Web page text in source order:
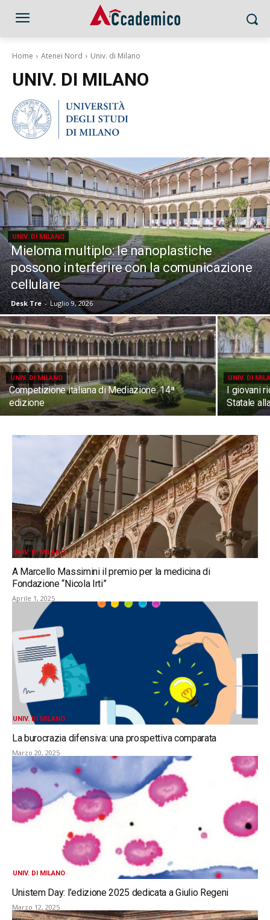
Home Atenei Nord Univ. di Milano
UNIV. DI MILANO
UNIV. DI MILANO
Mieloma multiplo: le nanoplastiche
possono interferire con la comunicazione
cellulare
Desk Tre - Luglio 9, 2026
UNIV. DI MILANO
Competizione italiana di Mediazione. 14ª
edizione
UNIV. DI
I giovani
Statale
UNIV. DI MILANO
A Marcello Massimini il premio per la medicina di
Fondazione “Nicola Irti”
Aprile 1, 2025
UNIV. DI MILANO
La burocrazia difensiva: una prospettiva comparata
Marzo 20, 2025
UNIV. DI MILANO
Unistem Day: l’edizione 2025 dedicata a Giulio Regeni
Marzo 12, 2025